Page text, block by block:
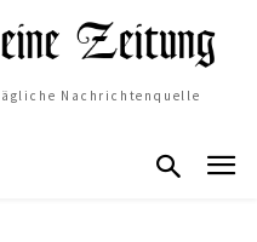
Nachrichtenquelle